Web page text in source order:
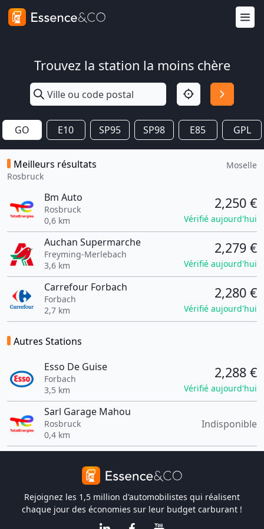
Trouvez la station la moins chère
GO E10 SP95 SP98 E85 GPL
Meilleurs résultats
Rosbruck
Moselle
Bm Auto
Rosbruck
0,6 km
2,250 €
Vérifié aujourd'hui
Auchan Supermarche
Freyming-Merlebach
3,6 km
2,279 €
Vérifié aujourd'hui
Carrefour Forbach
Forbach
2,7 km
2,280 €
Vérifié aujourd'hui
Autres Stations
Esso De Guise
Forbach
3,5 km
2,288 €
Vérifié aujourd'hui
Sarl Garage Mahou
Rosbruck
0,4 km
Indisponible
Rejoignez les 1,5 million d'automobilistes qui réalisent
chaque jour des économies sur leur budget carburant !